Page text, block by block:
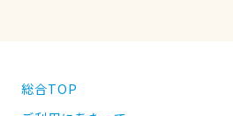
総合TOP